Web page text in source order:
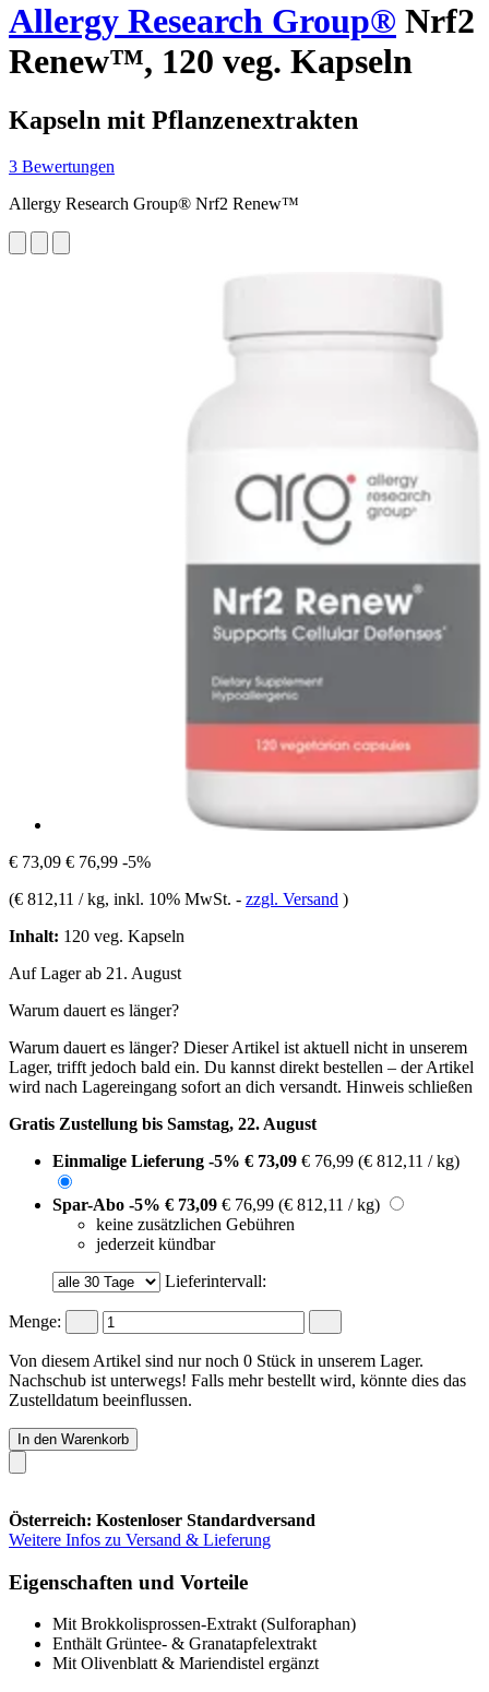
Allergy Research Group® Nrf2
Renew™, 120 veg. Kapseln
Kapseln mit Pflanzenextrakten
3 Bewertungen
Allergy Research Group® Nrf2 Renew™
€ 73,09 € 76,99 -5%
(€ 812,11 / kg, inkl. 10% MwSt. - zzgl. Versand )
Inhalt: 120 veg. Kapseln
Auf Lager ab 21. August
Warum dauert es länger?
Warum dauert es länger? Dieser Artikel ist aktuell nicht in unserem
Lager, trifft jedoch bald ein. Du kannst direkt bestellen – der Artikel
wird nach Lagereingang sofort an dich versandt. Hinweis schließen
Gratis Zustellung bis Samstag, 22. August
Einmalige Lieferung -5% € 73,09 € 76,99 (€ 812,11 / kg)
Spar-Abo -5% € 73,09 € 76,99 (€ 812,11 / kg)
keine zusätzlichen Gebühren
jederzeit kündbar
Lieferintervall:
Menge:
Von diesem Artikel sind nur noch 0 Stück in unserem Lager.
Nachschub ist unterwegs! Falls mehr bestellt wird, könnte dies das
Zustelldatum beeinflussen.
In den Warenkorb
Österreich: Kostenloser Standardversand
Weitere Infos zu Versand & Lieferung
Eigenschaften und Vorteile
Mit Brokkolisprossen-Extrakt (Sulforaphan)
Enthält Grüntee- & Granatapfelextrakt
Mit Olivenblatt & Mariendistel ergänzt